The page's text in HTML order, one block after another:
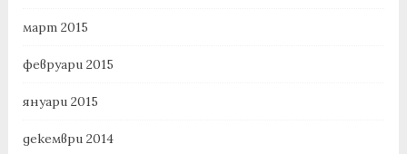
март 2015
февруари 2015
януари 2015
декември 2014